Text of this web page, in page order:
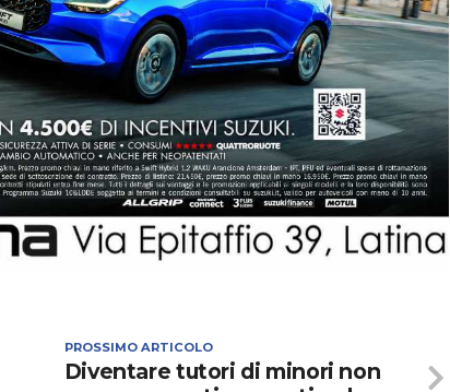
PROSSIMO ARTICOLO
Diventare tutori di minori non